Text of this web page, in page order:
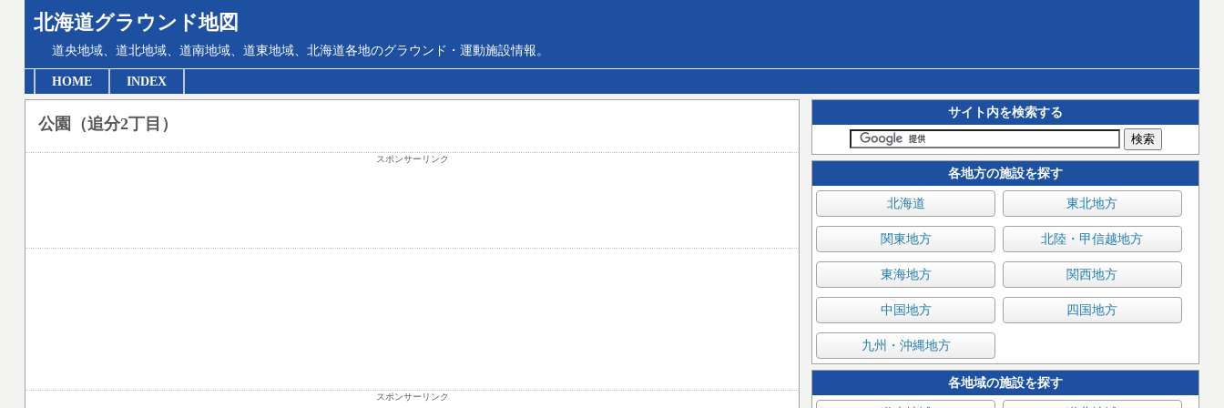
北海道グラウンド地図
道央地域、道北地域、道南地域、道東地域、北海道各地のグラウンド・運動施設情報。
HOME INDEX
サイト内を検索する
各地方の施設を探す
北海道 東北地方
関東地方 北陸・甲信越地方
東海地方 関西地方
中国地方 四国地方
九州・沖縄地方
各地域の施設を探す
公園（追分2丁目）
スポンサーリンク
スポンサーリンク